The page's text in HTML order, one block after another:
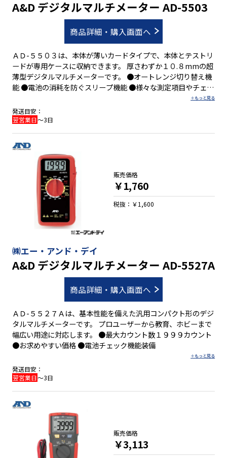
A&D デジタルマルチメーター AD-5503
商品詳細・購入画面へ
ＡＤ-５５０３は、本体が薄いカードタイプで、本体とテストリ
ードが専用ケースに収納できます。 厚さわずか１０.８mmの超
薄型デジタルマルチメーターです。 ●オートレンジ切り替え機
能 ●電池の消耗を防ぐスリープ機能 ●様々な測定項目やチェッ
ク機能 ●表示ホールド機能 ●半透明の収納ケースを付属
発送目安：
翌営業日～3日
㈱エー・アンド・デイ
A&D デジタルマルチメーター AD-5527A
商品詳細・購入画面へ
ＡＤ-５５２７Ａは、基本性能を備えた汎用コンパクト形のデジ
タルマルチメーターです。 プロユーザーから教育、ホビーまで
幅広い用途に対応します。 ●最大カウント数１９９９カウント
●お求めやすい価格 ●電池チェック機能装備
発送目安：
翌営業日～3日
販売価格
￥1,760
税抜：￥1,600
販売価格
￥3,113